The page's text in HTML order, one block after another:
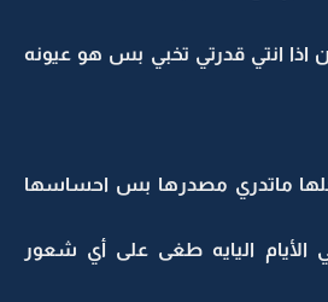
اذا انتي قدرتي تخبي بس هو عيونه
ماتدري مصدرها بس احساسها
الأيام اليايه طغى على أي شعور